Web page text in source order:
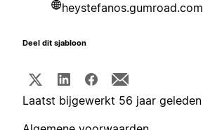
heystefanos.gumroad.com
Deel dit sjabloon
Laatst bijgewerkt 56 jaar geleden